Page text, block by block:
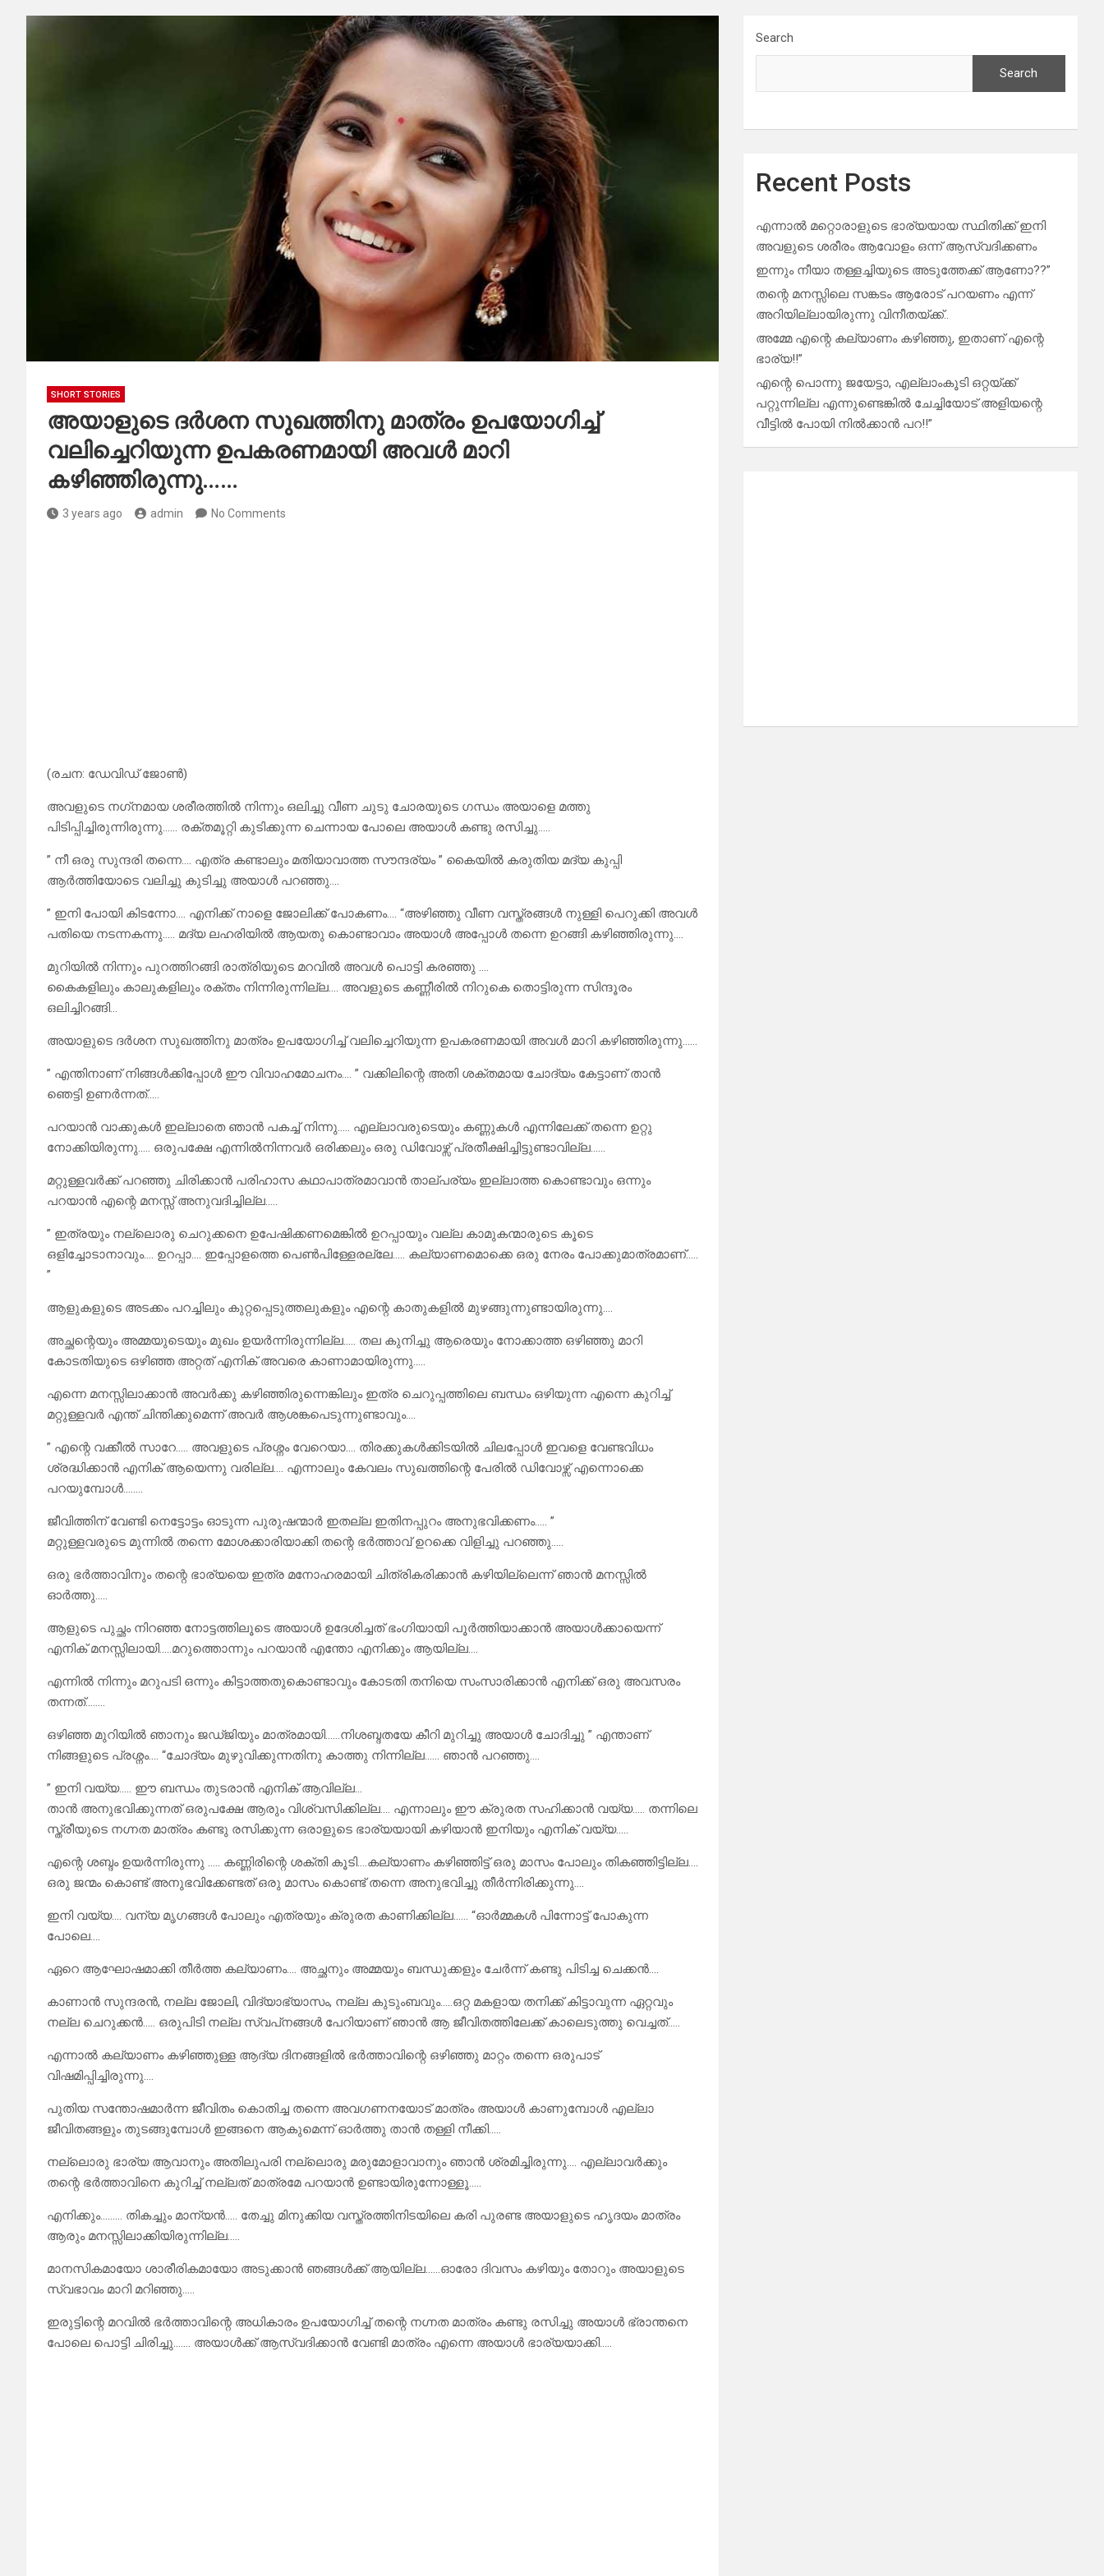
SHORT STORIES
അയാളുടെ ദർശന സുഖത്തിനു മാത്രം ഉപയോഗിച്ച്
വലിച്ചെറിയുന്ന ഉപകരണമായി അവൾ മാറി
കഴിഞ്ഞിരുന്നു……
3 years ago admin No Comments
(രചന: ഡേവിഡ് ജോൺ)
അവളുടെ നഗ്‌നമായ ശരീരത്തിൽ നിന്നും ഒലിച്ചു വീണ ചുടു ചോരയുടെ ഗന്ധം അയാളെ മത്തു
പിടിപ്പിച്ചിരുന്നിരുന്നു…… രക്തമൂറ്റി കുടിക്കുന്ന ചെന്നായ പോലെ അയാൾ കണ്ടു രസിച്ചു…..
” നീ ഒരു സുന്ദരി തന്നെ…. എത്ര കണ്ടാലും മതിയാവാത്ത സൗന്ദര്യം ” കൈയിൽ കരുതിയ മദ്യ കുപ്പി
ആർത്തിയോടെ വലിച്ചു കുടിച്ചു അയാൾ പറഞ്ഞു….
” ഇനി പോയി കിടന്നോ…. എനിക്ക് നാളെ ജോലിക്ക് പോകണം…. “അഴിഞ്ഞു വീണ വസ്ത്രങ്ങൾ നുള്ളി പെറുക്കി അവൾ
പതിയെ നടന്നകന്നു….. മദ്യ ലഹരിയിൽ ആയതു കൊണ്ടാവാം അയാൾ അപ്പോൾ തന്നെ ഉറങ്ങി കഴിഞ്ഞിരുന്നു….
മുറിയിൽ നിന്നും പുറത്തിറങ്ങി രാത്രിയുടെ മറവിൽ അവൾ പൊട്ടി കരഞ്ഞു ….
കൈകളിലും കാലുകളിലും രക്തം നിന്നിരുന്നില്ല…. അവളുടെ കണ്ണീരിൽ നിറുകെ തൊട്ടിരുന്ന സിന്ദൂരം
ഒലിച്ചിറങ്ങി…
അയാളുടെ ദർശന സുഖത്തിനു മാത്രം ഉപയോഗിച്ച് വലിച്ചെറിയുന്ന ഉപകരണമായി അവൾ മാറി കഴിഞ്ഞിരുന്നു……
” എന്തിനാണ് നിങ്ങൾക്കിപ്പോൾ ഈ വിവാഹമോചനം…. ” വക്കിലിന്റെ അതി ശക്തമായ ചോദ്യം കേട്ടാണ് താൻ
ഞെട്ടി ഉണർന്നത്…..
പറയാൻ വാക്കുകൾ ഇല്ലാതെ ഞാൻ പകച്ച്‌ നിന്നു….. എല്ലാവരുടെയും കണ്ണുകൾ എന്നിലേക്ക്‌ തന്നെ ഉറ്റു
നോക്കിയിരുന്നു….. ഒരുപക്ഷേ എന്നിൽനിന്നവർ ഒരിക്കലും ഒരു ഡിവോഴ്സ് പ്രതീക്ഷിച്ചിട്ടുണ്ടാവില്ല……
മറ്റുള്ളവർക്ക് പറഞ്ഞു ചിരിക്കാൻ പരിഹാസ കഥാപാത്രമാവാൻ താല്പര്യം ഇല്ലാത്ത കൊണ്ടാവും ഒന്നും
പറയാൻ എന്റെ മനസ്സ് അനുവദിച്ചില്ല…..
” ഇത്രയും നല്ലൊരു ചെറുക്കനെ ഉപേഷിക്കണമെങ്കിൽ ഉറപ്പായും വല്ല കാമുകന്മാരുടെ കൂടെ
ഒളിച്ചോടാനാവും…. ഉറപ്പാ…. ഇപ്പോളത്തെ പെൺപിള്ളേരല്ലേ….. കല്യാണമൊക്കെ ഒരു നേരം പോക്കുമാത്രമാണ്…..
”
ആളുകളുടെ അടക്കം പറച്ചിലും കുറ്റപ്പെടുത്തലുകളും എന്റെ കാതുകളിൽ മുഴങ്ങുന്നുണ്ടായിരുന്നു….
അച്ഛന്റെയും അമ്മയുടെയും മുഖം ഉയർന്നിരുന്നില്ല….. തല കുനിച്ചു ആരെയും നോക്കാത്ത ഒഴിഞ്ഞു മാറി
കോടതിയുടെ ഒഴിഞ്ഞ അറ്റത് എനിക് അവരെ കാണാമായിരുന്നു…..
എന്നെ മനസ്സിലാക്കാൻ അവർക്കു കഴിഞ്ഞിരുന്നെങ്കിലും ഇത്ര ചെറുപ്പത്തിലെ ബന്ധം ഒഴിയുന്ന എന്നെ കുറിച്ച്
മറ്റുള്ളവർ എന്ത് ചിന്തിക്കുമെന്ന് അവർ ആശങ്കപെടുന്നുണ്ടാവും….
” എന്റെ വക്കീൽ സാറേ….. അവളുടെ പ്രശ്നം വേറെയാ…. തിരക്കുകൾക്കിടയിൽ ചിലപ്പോൾ ഇവളെ വേണ്ടവിധം
ശ്രദ്ധിക്കാൻ എനിക് ആയെന്നു വരില്ല…. എന്നാലും കേവലം സുഖത്തിന്റെ പേരിൽ ഡിവോഴ്സ് എന്നൊക്കെ
പറയുമ്പോൾ……..
ജീവിത്തിന്‌ വേണ്ടി നെട്ടോട്ടം ഓടുന്ന പുരുഷന്മാർ ഇതല്ല ഇതിനപ്പുറം അനുഭവിക്കണം….. ”
മറ്റുള്ളവരുടെ മുന്നിൽ തന്നെ മോശക്കാരിയാക്കി തന്റെ ഭർത്താവ്‌ ഉറക്കെ വിളിച്ചു പറഞ്ഞു…..
ഒരു ഭർത്താവിനും തന്റെ ഭാര്യയെ ഇത്ര മനോഹരമായി ചിത്രികരിക്കാൻ കഴിയില്ലെന്ന് ഞാൻ മനസ്സിൽ
ഓർത്തു…..
ആളുടെ പുച്ഛം നിറഞ്ഞ നോട്ടത്തിലൂടെ അയാൾ ഉദേശിച്ചത്‌ ഭംഗിയായി പൂർത്തിയാക്കാൻ അയാൾക്കായെന്ന്
എനിക് മനസ്സിലായി…..മറുത്തൊന്നും പറയാൻ എന്തോ എനിക്കും ആയില്ല….
എന്നിൽ നിന്നും മറുപടി ഒന്നും കിട്ടാത്തതുകൊണ്ടാവും കോടതി തനിയെ സംസാരിക്കാൻ എനിക്ക് ഒരു അവസരം
തന്നത്……..
ഒഴിഞ്ഞ മുറിയിൽ ഞാനും ജഡ്ജിയും മാത്രമായി……നിശബ്ദതയേ കീറി മുറിച്ചു അയാൾ ചോദിച്ചു ” എന്താണ്
നിങ്ങളുടെ പ്രശ്നം…. “ചോദ്യം മുഴുവിക്കുന്നതിനു കാത്തു നിന്നില്ല…… ഞാൻ പറഞ്ഞു….
” ഇനി വയ്യ….. ഈ ബന്ധം തുടരാൻ എനിക് ആവില്ല…
താൻ അനുഭവിക്കുന്നത് ഒരുപക്ഷേ ആരും വിശ്വസിക്കില്ല…. എന്നാലും ഈ ക്രുരത സഹിക്കാൻ വയ്യ….. തന്നിലെ
സ്ത്രീയുടെ നഗ്നത മാത്രം കണ്ടു രസിക്കുന്ന ഒരാളുടെ ഭാര്യയായി കഴിയാൻ ഇനിയും എനിക് വയ്യ…..
എന്റെ ശബ്ദം ഉയർന്നിരുന്നു ….. കണ്ണിരിന്റെ ശക്തി കൂടി….കല്യാണം കഴിഞ്ഞിട്ട് ഒരു മാസം പോലും തികഞ്ഞിട്ടില്ല….
ഒരു ജന്മം കൊണ്ട് അനുഭവിക്കേണ്ടത് ഒരു മാസം കൊണ്ട് തന്നെ അനുഭവിച്ചു തീർന്നിരിക്കുന്നു….
ഇനി വയ്യ…. വന്യ മൃഗങ്ങൾ പോലും എത്രയും ക്രുരത കാണിക്കില്ല…… “ഓർമ്മകൾ പിന്നോട്ട് പോകുന്ന
പോലെ….
ഏറെ ആഘോഷമാക്കി തീർത്ത കല്യാണം…. അച്ഛനും അമ്മയും ബന്ധുക്കളും ചേർന്ന് കണ്ടു പിടിച്ച ചെക്കൻ….
കാണാൻ സുന്ദരൻ, നല്ല ജോലി, വിദ്യാഭ്യാസം, നല്ല കുടുംബവും…..ഒറ്റ മകളായ തനിക്ക് കിട്ടാവുന്ന ഏറ്റവും
നല്ല ചെറുക്കൻ….. ഒരുപിടി നല്ല സ്വപ്‌നങ്ങൾ പേറിയാണ് ഞാൻ ആ ജീവിതത്തിലേക്ക് കാലെടുത്തു വെച്ചത്…..
എന്നാൽ കല്യാണം കഴിഞ്ഞുള്ള ആദ്യ ദിനങ്ങളിൽ ഭർത്താവിന്റെ ഒഴിഞ്ഞു മാറ്റം തന്നെ ഒരുപാട്
വിഷമിപ്പിച്ചിരുന്നു….
പുതിയ സന്തോഷമാർന്ന ജീവിതം കൊതിച്ച തന്നെ അവഗണനയോട് മാത്രം അയാൾ കാണുമ്പോൾ എല്ലാ
ജീവിതങ്ങളും തുടങ്ങുമ്പോൾ ഇങ്ങനെ ആകുമെന്ന് ഓർത്തു താൻ തള്ളി നീക്കി…..
നല്ലൊരു ഭാര്യ ആവാനും അതിലുപരി നല്ലൊരു മരുമോളാവാനും ഞാൻ ശ്രമിച്ചിരുന്നു…. എല്ലാവർക്കും
തന്റെ ഭർത്താവിനെ കുറിച്ച് നല്ലത് മാത്രമേ പറയാൻ ഉണ്ടായിരുന്നോള്ളൂ…..
എനിക്കും……… തികച്ചും മാന്യൻ….. തേച്ചു മിനുക്കിയ വസ്ത്രത്തിനിടയിലെ കരി പുരണ്ട അയാളുടെ ഹൃദയം മാത്രം
ആരും മനസ്സിലാക്കിയിരുന്നില്ല…..
മാനസികമായോ ശാരീരികമായോ അടുക്കാൻ ഞങ്ങൾക്ക് ആയില്ല……ഓരോ ദിവസം കഴിയും തോറും അയാളുടെ
സ്വഭാവം മാറി മറിഞ്ഞു…..
ഇരുട്ടിന്റെ മറവിൽ ഭർത്താവിന്റെ അധികാരം ഉപയോഗിച്ച് തന്റെ നഗ്നത മാത്രം കണ്ടു രസിച്ചു അയാൾ ഭ്രാന്തനെ
പോലെ പൊട്ടി ചിരിച്ചു……. അയാൾക്ക് ആസ്വദിക്കാൻ വേണ്ടി മാത്രം എന്നെ അയാൾ ഭാര്യയാക്കി…..
Search
Search
Recent Posts
എന്നാൽ മറ്റൊരാളുടെ ഭാര്യയായ സ്ഥിതിക്ക് ഇനി
അവളുടെ ശരീരം ആവോളം ഒന്ന് ആസ്വദിക്കണം
ഇന്നും നീയാ തള്ളച്ചിയുടെ അടുത്തേക്ക് ആണോ??”
തന്റെ മനസ്സിലെ സങ്കടം ആരോട് പറയണം എന്ന്
അറിയില്ലായിരുന്നു വിനീതയ്ക്ക്..
അമ്മേ എന്റെ കല്യാണം കഴിഞ്ഞു, ഇതാണ് എന്റെ
ഭാര്യ!!”
എന്റെ പൊന്നു ജയേട്ടാ, എല്ലാംകൂടി ഒറ്റയ്ക്ക്
പറ്റുന്നില്ല എന്നുണ്ടെങ്കിൽ ചേച്ചിയോട് അളിയന്റെ
വീട്ടിൽ പോയി നിൽക്കാൻ പറ!!”